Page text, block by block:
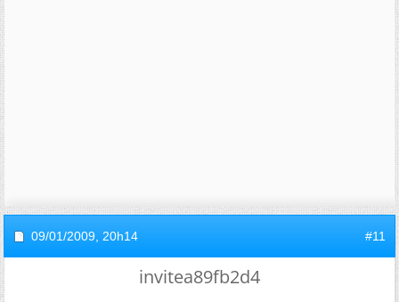
09/01/2009, 20h14 #11
invitea89fb2d4